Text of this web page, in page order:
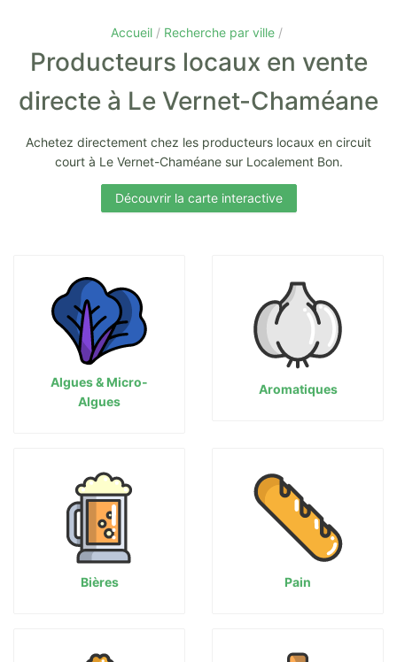
Accueil Recherche par ville
Producteurs locaux en vente
directe à Le Vernet-Chaméane
Achetez directement chez les producteurs locaux en circuit
court à Le Vernet-Chaméane sur Localement Bon.
Découvrir la carte interactive
Algues & Micro-
Algues
Aromatiques
Bières Pain